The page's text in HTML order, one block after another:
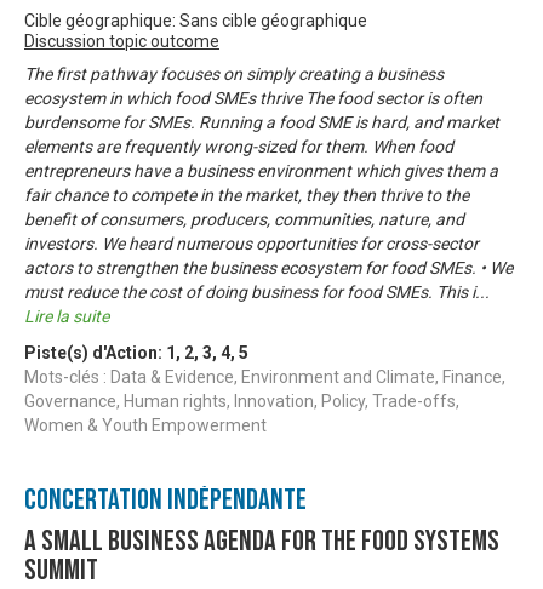
Cible géographique: Sans cible géographique
Discussion topic outcome
The first pathway focuses on simply creating a business
ecosystem in which food SMEs thrive The food sector is often
burdensome for SMEs. Running a food SME is hard, and market
elements are frequently wrong-sized for them. When food
entrepreneurs have a business environment which gives them a
fair chance to compete in the market, they then thrive to the
benefit of consumers, producers, communities, nature, and
investors. We heard numerous opportunities for cross-sector
actors to strengthen the business ecosystem for food SMEs. • We
must reduce the cost of doing business for food SMEs. This i...
Lire la suite
Piste(s) d'Action: 1 , 2, 3, 4, 5
Mots-clés : Data & Evidence, Environment and Climate, Finance,
Governance, Human rights, Innovation, Policy, Trade-offs,
Women & Youth Empowerment
Concertation Indépendante
A Small Business Agenda for the Food Systems
Summit